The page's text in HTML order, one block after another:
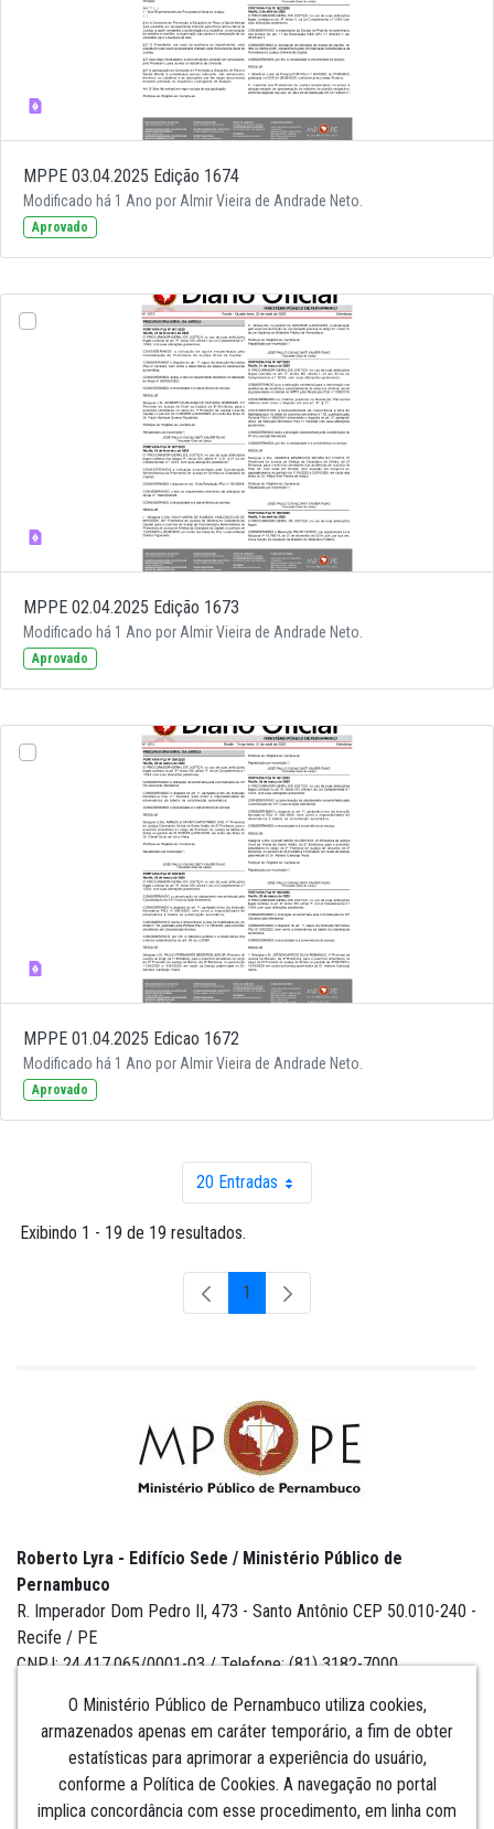
MPPE 03.04.2025 Edição 1674
Modificado há 1 Ano por Almir Vieira de Andrade Neto.
Aprovado
MPPE 02.04.2025 Edição 1673
Modificado há 1 Ano por Almir Vieira de Andrade Neto.
Aprovado
MPPE 01.04.2025 Edicao 1672
Modificado há 1 Ano por Almir Vieira de Andrade Neto.
Aprovado
20 EntradasPor página
Exibindo 1 - 19 de 19 resultados.
Página
1
O Ministério Público de Pernambuco utiliza cookies,
armazenados apenas em caráter temporário, a fim de obter
estatísticas para aprimorar a experiência do usuário,
conforme a Política de Cookies. A navegação no portal
implica concordância com esse procedimento, em linha com
Roberto Lyra - Edifício Sede / Ministério Público de
Pernambuco
R. Imperador Dom Pedro II, 473 - Santo Antônio CEP 50.010-240 -
Recife / PE
CNPJ: 24.417.065/0001-03 / Telefone: (81) 3182-7000
Institucional
Comunicação